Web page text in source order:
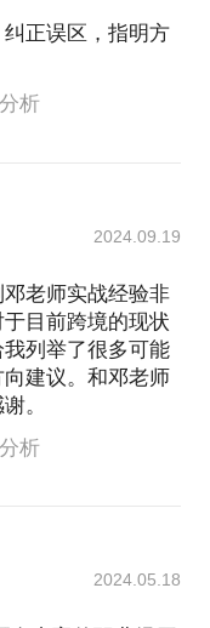
正误区，指明方
析
2024.09.19
老师实战经验非
目前跨境的现状
列举了很多可能
建议。和邓老师
。
析
2024.05.18